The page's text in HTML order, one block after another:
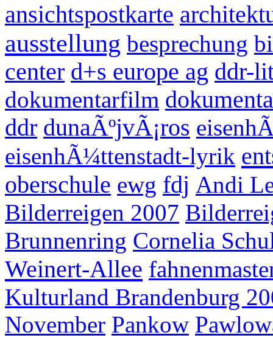
ansichtspostkarte
ausstellung besprechung
center d+s europe ag ddr-
dokumentarfilm
ddr dunaÃºjvÃ¡ros
eisenhÃ¼ttenstadt-lyrik
oberschule ewg fdj Andi
Bilderreigen 2007
Brunnenring Cornelia
Weinert-Allee
Kulturland Brandenburg
November Pankow